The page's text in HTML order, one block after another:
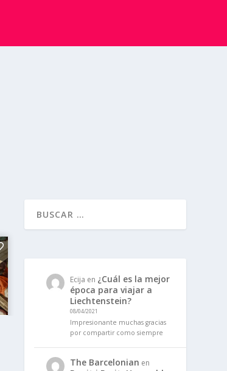
Ecija en ¿Cuál es la mejor
época para viajar a
Liechtenstein?
08/04/2021
Impresionante muchas gracias
por compartir como siempre
The Barcelonian en